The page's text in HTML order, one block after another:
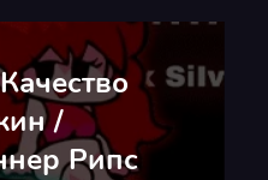
/
Рипс